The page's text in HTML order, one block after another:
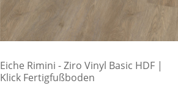
Eiche Rimini - Ziro Vinyl Basic HDF |
Klick Fertigfußboden